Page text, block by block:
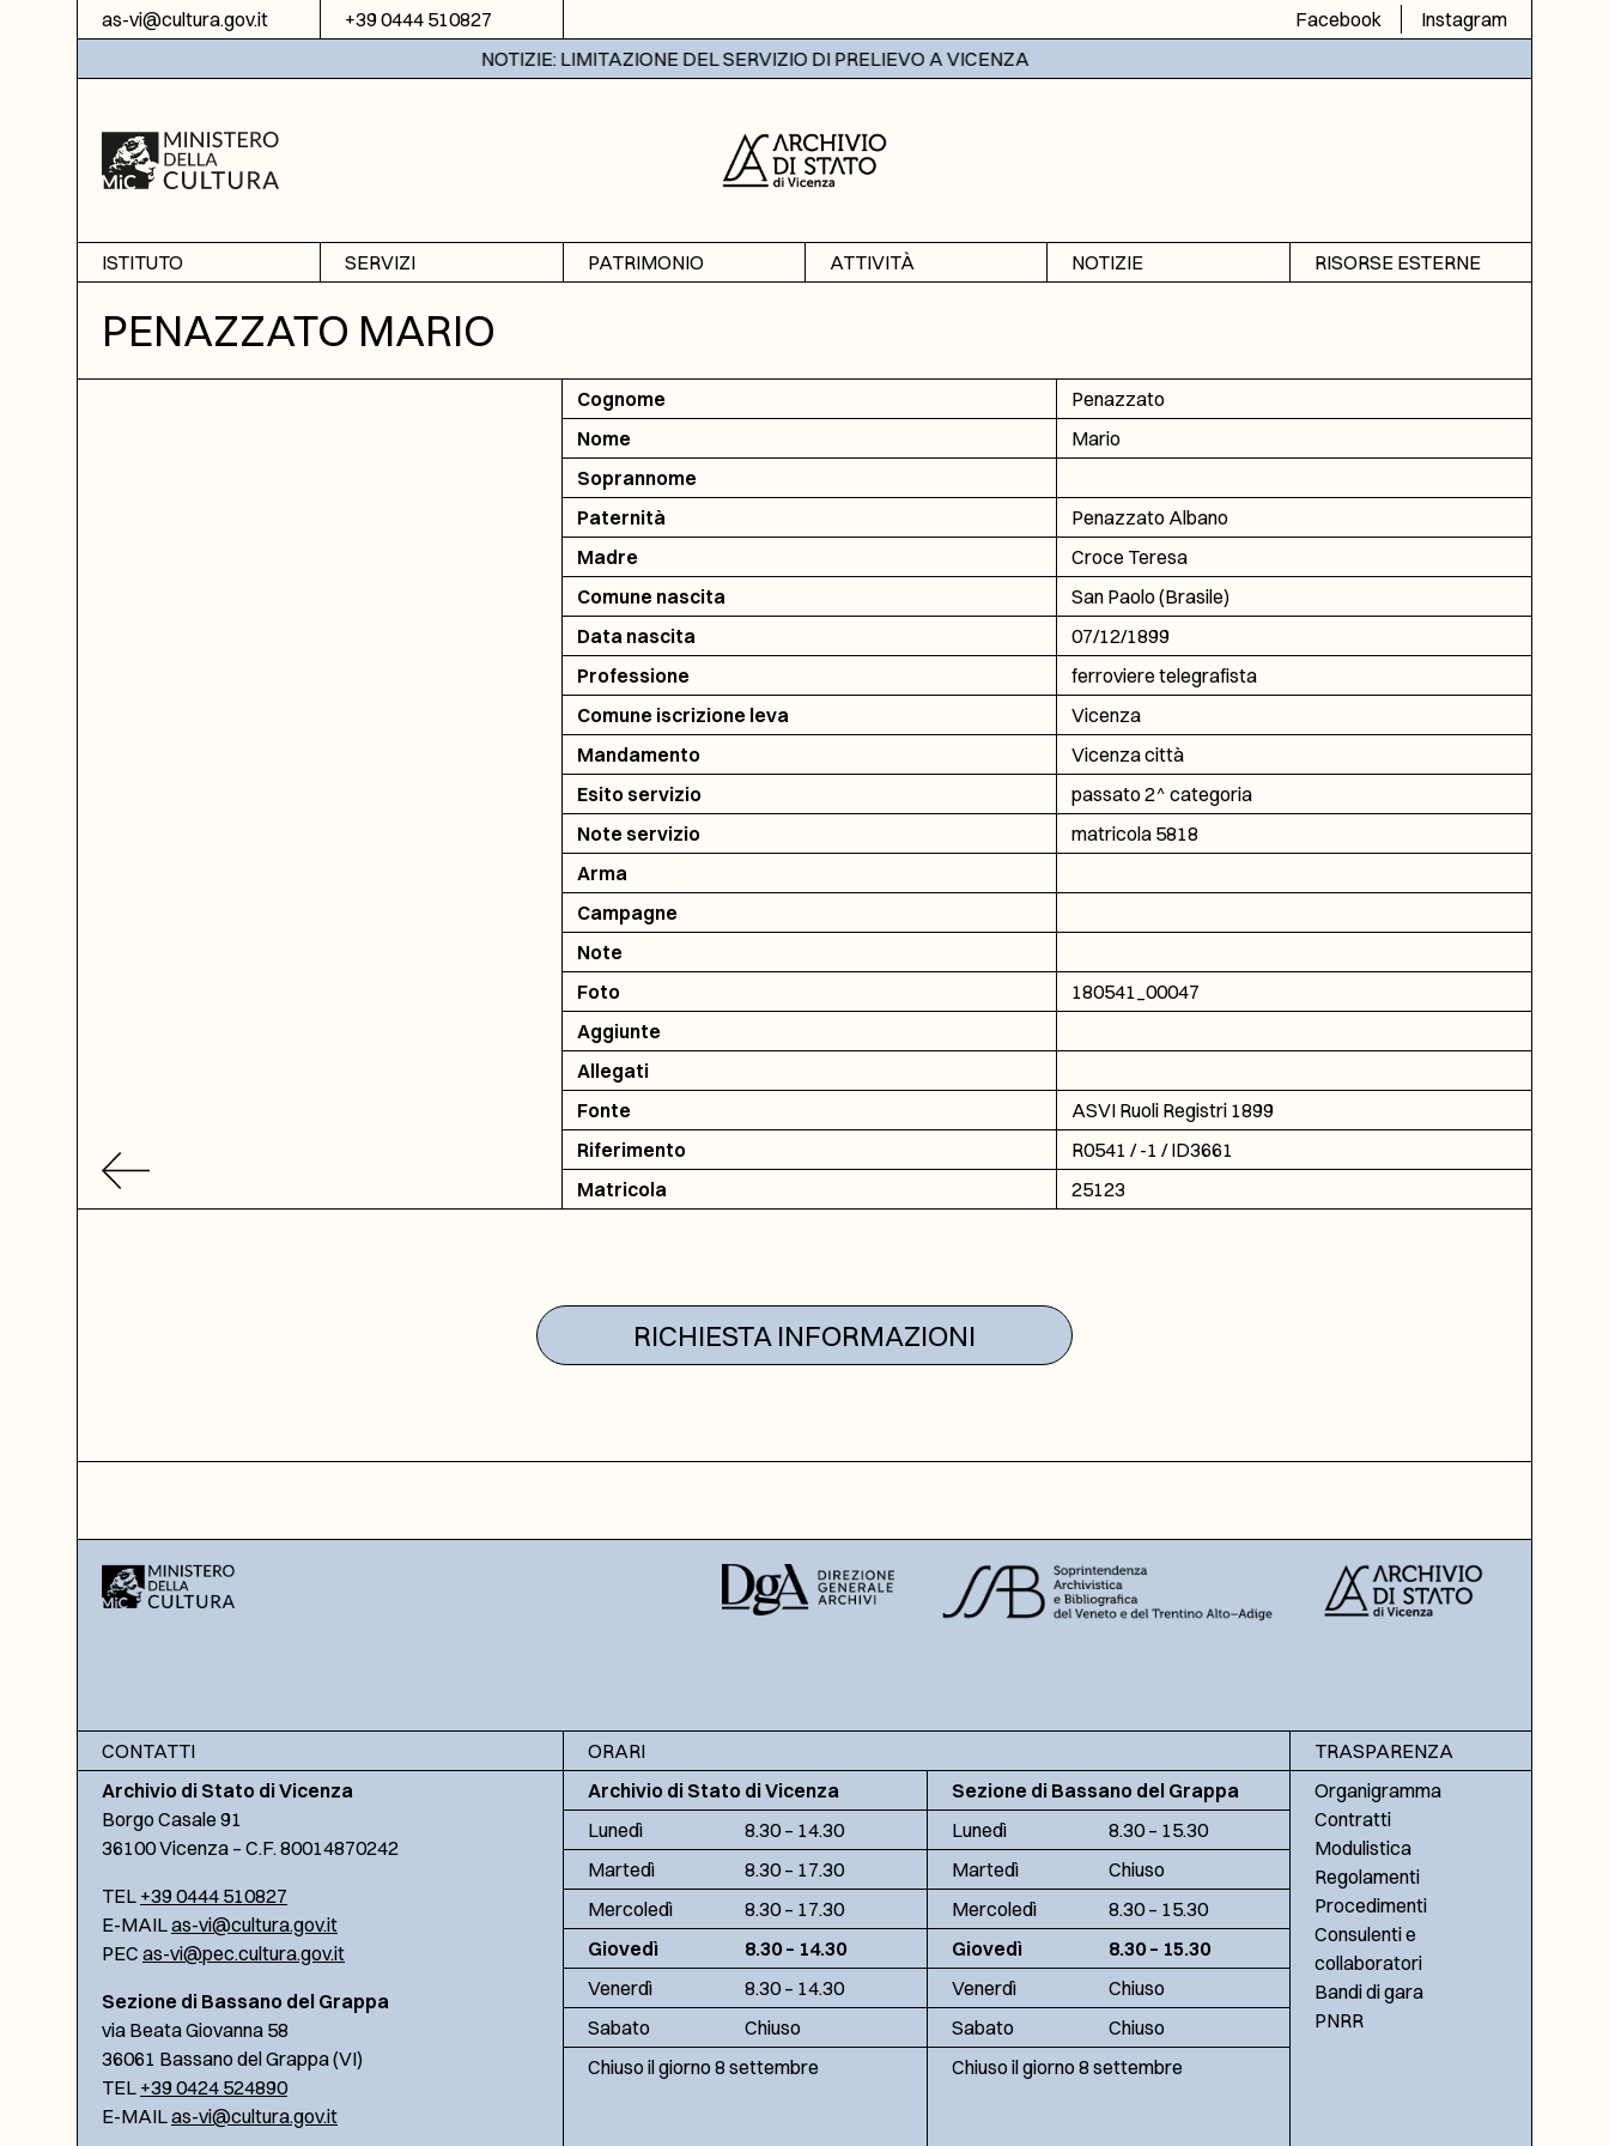
Vai al contenuto
as-vi@cultura.gov.it +39 0444 510827 Facebook
Instagram
NOTIZIE: LIMITAZIONE DEL SERVIZIO DI PRELIEVO A VICENZA
ISTITUTO
Informazioni
Sezione di Bassano del
SERVIZI
Ricerche
Fotoriproduzione
PATRIMONIO
ATTIVITÀ
NOTIZIE
RISORSE ESTERNE
DGA
ICAR
PENAZZATO MARIO
Cognome
Penazzato
Nome
Mario
Soprannome
Paternità
Penazzato Albano
Madre
Croce Teresa
Comune nascita
San Paolo (Brasile)
Data nascita
07/12/1899
Professione
ferroviere telegrafista
Comune iscrizione leva
Vicenza
Mandamento
Vicenza città
Esito servizio
passato 2^ categoria
Note servizio
matricola 5818
Arma
Campagne
Note
Foto
180541_00047
Aggiunte
Allegati
Fonte
ASVI Ruoli Registri 1899
Riferimento
R0541 / -1 / ID3661
Matricola
25123
RICHIESTA INFORMAZIONI
CONTATTI
Archivio di Stato di Vicenza
Borgo Casale 91
36100 Vicenza – C.F. 80014870242
TEL +39 0444 510827
E-MAILas-vi@cultura.gov.it
PEC as-vi@pec.cultura.gov.it
Sezione di Bassano del Grappa
via Beata Giovanna 58
36061 Bassano del Grappa (VI)
TEL +39 0424 524890
E-MAILas-vi@cultura.gov.it
ORARI
Archivio di Stato di Vicenza
Lunedì
8.30 – 14.30
Martedì
8.30 – 17.30
Mercoledì
8.30 – 17.30
Giovedì
8.30 – 14.30
Venerdì
8.30 – 14.30
Sabato
Chiuso
Chiuso il giorno 8 settembre
Sezione di Bassano del Grappa
Lunedì
8.30 – 15.30
Martedì
Chiuso
Mercoledì
8.30 – 15.30
Giovedì
8.30 – 15.30
Venerdì
Chiuso
Sabato
Chiuso
Chiuso il giorno 8 settembre
TRASPARENZA
Organigramma
Contratti
Modulistica
Regolamenti
Procedimenti
Consulenti e
collaboratori
Bandi di gara
PNRR